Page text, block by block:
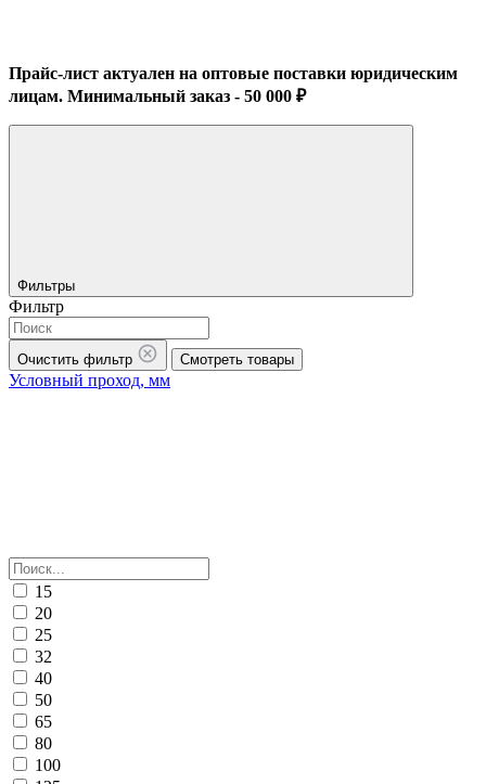
Прайс-лист актуален на оптовые поставки юридическим
лицам. Минимальный заказ - 50 000 ₽
Фильтры
Фильтр
Очистить фильтр Смотреть товары
Условный проход, мм
15
20
25
32
40
50
65
80
100